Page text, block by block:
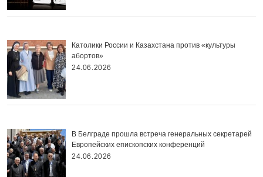
Католики России и Казахстана против «культуры
абортов»
24.06.2026
В Белграде прошла встреча генеральных секретарей
Европейских епископских конференций
24.06.2026